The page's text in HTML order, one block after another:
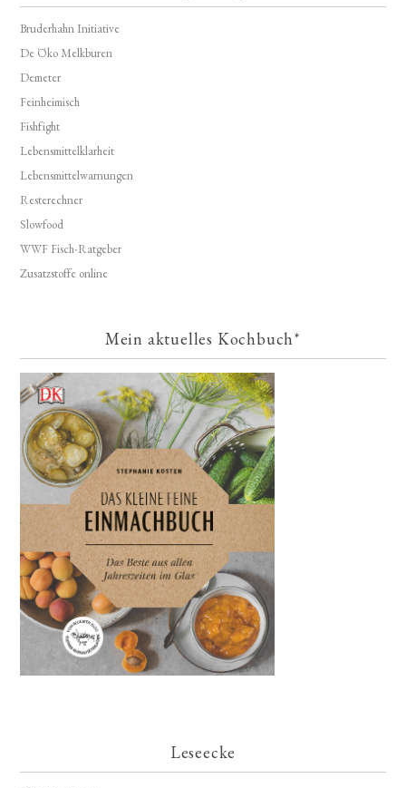
Bruderhahn Initiative
De Öko Melkburen
Demeter
Feinheimisch
Fishfight
Lebensmittelklarheit
Lebensmittelwarnungen
Resterechner
Slowfood
WWF Fisch-Ratgeber
Zusatzstoffe online
Mein aktuelles Kochbuch*
Leseecke